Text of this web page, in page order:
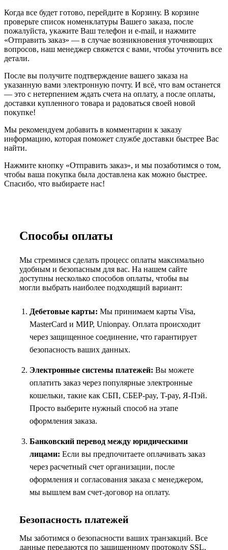
Когда все будет готово, перейдите в Корзину. В корзине
проверьте список номенклатуры Вашего заказа, после
пожалуйста, укажите Ваш телефон и e-mail, и нажмите
«Отправить заказ» — в случае возникновения уточняющих
вопросов, наш менеджер свяжется с вами, чтобы уточнить все
детали.
После вы получите подтверждение вашего заказа на
указанную вами электронную почту. И всё, что вам останется
— это с нетерпением ждать счета на оплату, а после оплаты,
доставки купленного товара и радоваться своей новой
покупке!
Мы рекомендуем добавить в комментарии к заказу
информацию, которая поможет службе доставки быстрее Вас
найти.
Нажмите кнопку «Отправить заказ», и мы позаботимся о том,
чтобы ваша покупка была доставлена как можно быстрее.
Спасибо, что выбираете нас!
Способы оплаты
Мы стремимся сделать процесс оплаты максимально
удобным и безопасным для вас. На нашем сайте
доступны несколько способов оплаты, чтобы вы
могли выбрать наиболее подходящий вариант:
Дебетовые карты: Мы принимаем карты Visa,
MasterCard и МИР, Unionpay. Оплата происходит
через защищенное соединение, что гарантирует
безопасность ваших данных.
Электронные системы платежей: Вы можете
оплатить заказ через популярные электронные
кошельки, такие как СБП, СБЕР-pay, T-pay, Я-Пэй.
Просто выберите нужный способ на этапе
оформления заказа.
Банковский перевод между юридическими
лицами: Если вы предпочитаете оплачивать заказ
через расчетный счет организации, после
оформления и согласования заказа с менеджером,
мы вышлем вам счет-договор на оплату.
Безопасность платежей
Мы заботимся о безопасности ваших транзакций. Все
данные передаются по защищенному протоколу SSL,